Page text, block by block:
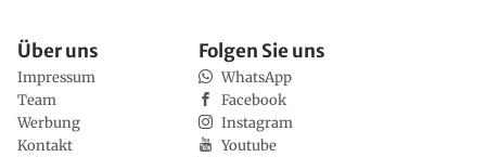
Über uns
Impressum
Team
Werbung
Kontakt
Folgen Sie uns
WhatsApp
Facebook
Instagram
Youtube